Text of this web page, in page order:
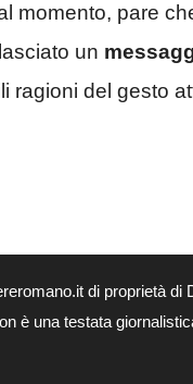
momento, pare
un
ragioni del gesto
di proprietà di
è una testata